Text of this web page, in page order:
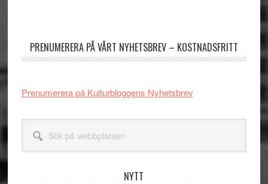
PRENUMERERA PÅ VÅRT NYHETSBREV – KOSTNADSFRITT
Prenumerera på Kulturbloggens Nyhetsbrev
webbplatsen
NYTT